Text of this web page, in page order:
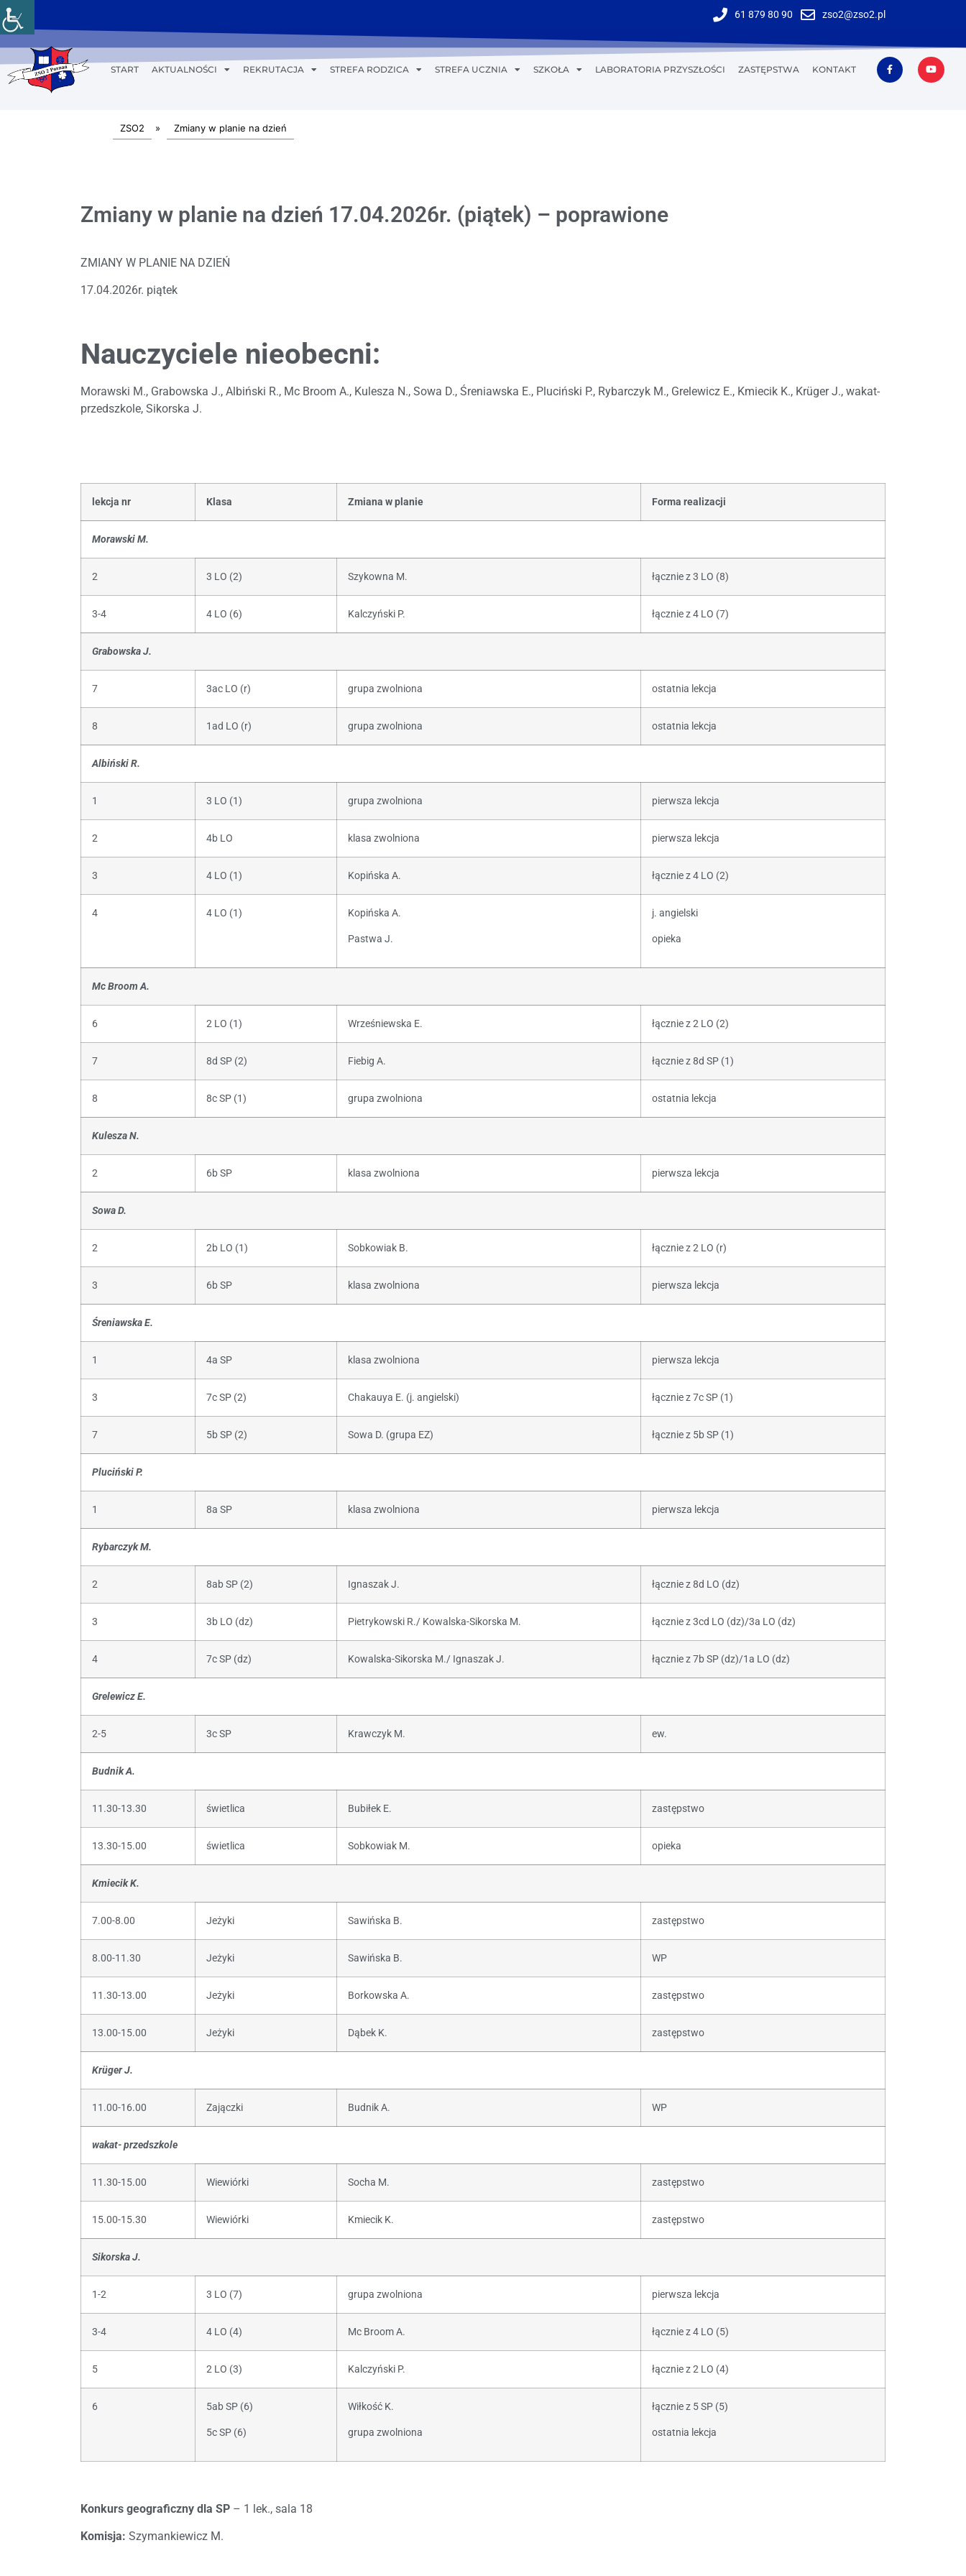
61 879 80 90 zso2@zso2.pl
START AKTUALNOŚCI REKRUTACJA STREFA RODZICA STREFA UCZNIA SZKOŁA LABORATORIA PRZYSZŁOŚCI ZASTĘPSTWA KONTAKT
ZSO2 » Zmiany w planie na dzień
Zmiany w planie na dzień 17.04.2026r. (piątek) – poprawione
ZMIANY W PLANIE NA DZIEŃ
17.04.2026r. piątek
Nauczyciele nieobecni:
Morawski M., Grabowska J., Albiński R., Mc Broom A., Kulesza N., Sowa D., Śreniawska E., Pluciński P., Rybarczyk M., Grelewicz E., Kmiecik K., Krüger J., wakat-
przedszkole, Sikorska J.
lekcja nr Klasa Zmiana w planie Forma realizacji
Morawski M.
2 3 LO (2) Szykowna M. łącznie z 3 LO (8)
3-4 4 LO (6) Kalczyński P. łącznie z 4 LO (7)
Grabowska J.
7 3ac LO (r) grupa zwolniona ostatnia lekcja
8 1ad LO (r) grupa zwolniona ostatnia lekcja
Albiński R.
1 3 LO (1) grupa zwolniona pierwsza lekcja
2 4b LO klasa zwolniona pierwsza lekcja
3 4 LO (1) Kopińska A. łącznie z 4 LO (2)
4 4 LO (1) Kopińska A.
Pastwa J.
j. angielski
opieka
Mc Broom A.
6 2 LO (1) Wrześniewska E. łącznie z 2 LO (2)
7 8d SP (2) Fiebig A. łącznie z 8d SP (1)
8 8c SP (1) grupa zwolniona ostatnia lekcja
Kulesza N.
2 6b SP klasa zwolniona pierwsza lekcja
Sowa D.
2 2b LO (1) Sobkowiak B. łącznie z 2 LO (r)
3 6b SP klasa zwolniona pierwsza lekcja
Śreniawska E.
1 4a SP klasa zwolniona pierwsza lekcja
3 7c SP (2) Chakauya E. (j. angielski) łącznie z 7c SP (1)
7 5b SP (2) Sowa D. (grupa EZ) łącznie z 5b SP (1)
Pluciński P.
1 8a SP klasa zwolniona pierwsza lekcja
Rybarczyk M.
2 8ab SP (2) Ignaszak J. łącznie z 8d LO (dz)
3 3b LO (dz) Pietrykowski R./ Kowalska-Sikorska M. łącznie z 3cd LO (dz)/3a LO (dz)
4 7c SP (dz) Kowalska-Sikorska M./ Ignaszak J. łącznie z 7b SP (dz)/1a LO (dz)
Grelewicz E.
2-5 3c SP Krawczyk M. ew.
Budnik A.
11.30-13.30 świetlica Bubiłek E. zastępstwo
13.30-15.00 świetlica Sobkowiak M. opieka
Kmiecik K.
7.00-8.00 Jeżyki Sawińska B. zastępstwo
8.00-11.30 Jeżyki Sawińska B. WP
11.30-13.00 Jeżyki Borkowska A. zastępstwo
13.00-15.00 Jeżyki Dąbek K. zastępstwo
Krüger J.
11.00-16.00 Zajączki Budnik A. WP
wakat- przedszkole
11.30-15.00 Wiewiórki Socha M. zastępstwo
15.00-15.30 Wiewiórki Kmiecik K. zastępstwo
Sikorska J.
1-2 3 LO (7) grupa zwolniona pierwsza lekcja
3-4 4 LO (4) Mc Broom A. łącznie z 4 LO (5)
5 2 LO (3) Kalczyński P. łącznie z 2 LO (4)
6 5ab SP (6)
5c SP (6)
Wiłkość K.
grupa zwolniona
łącznie z 5 SP (5)
ostatnia lekcja
Konkurs geograficzny dla SP – 1 lek., sala 18
Komisja: Szymankiewicz M.